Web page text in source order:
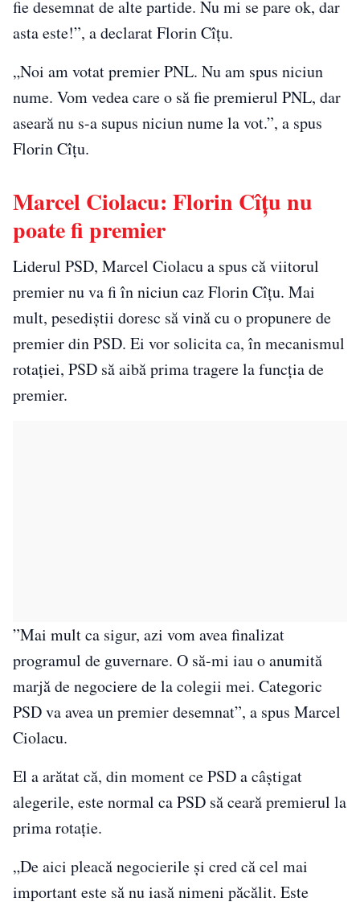
fie desemnat de alte partide. Nu mi se pare ok, dar
asta este!”, a declarat Florin Cîțu.
„Noi am votat premier PNL. Nu am spus niciun
nume. Vom vedea care o să fie premierul PNL, dar
aseară nu s-a supus niciun nume la vot.”, a spus
Florin Cîțu.
Marcel Ciolacu: Florin Cîțu nu
poate fi premier
Liderul PSD, Marcel Ciolacu a spus că viitorul
premier nu va fi în niciun caz Florin Cîțu. Mai
mult, pesediștii doresc să vină cu o propunere de
premier din PSD. Ei vor solicita ca, în mecanismul
rotației, PSD să aibă prima tragere la funcția de
premier.
”Mai mult ca sigur, azi vom avea finalizat
programul de guvernare. O să-mi iau o anumită
marjă de negociere de la colegii mei. Categoric
PSD va avea un premier desemnat”, a spus Marcel
Ciolacu.
El a arătat că, din moment ce PSD a câștigat
alegerile, este normal ca PSD să ceară premierul la
prima rotație.
„De aici pleacă negocierile și cred că cel mai
important este să nu iasă nimeni păcălit. Este